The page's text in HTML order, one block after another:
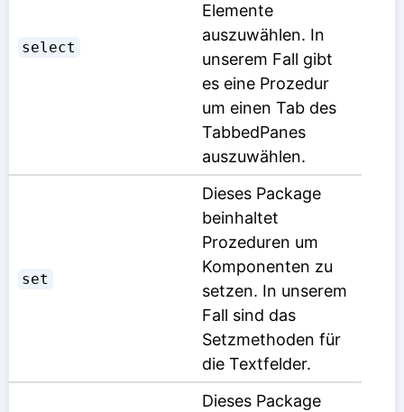
select
Elemente
auszuwählen. In
unserem Fall gibt
es eine Prozedur
um einen Tab des
TabbedPanes
auszuwählen.
set
Dieses Package
beinhaltet
Prozeduren um
Komponenten zu
setzen. In unserem
Fall sind das
Setzmethoden für
die Textfelder.
Dieses Package